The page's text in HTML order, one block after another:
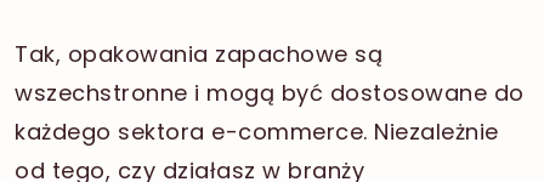
Tak, opakowania zapachowe są
wszechstronne i mogą być dostosowane do
każdego sektora e-commerce. Niezależnie
od tego, czy działasz w branży